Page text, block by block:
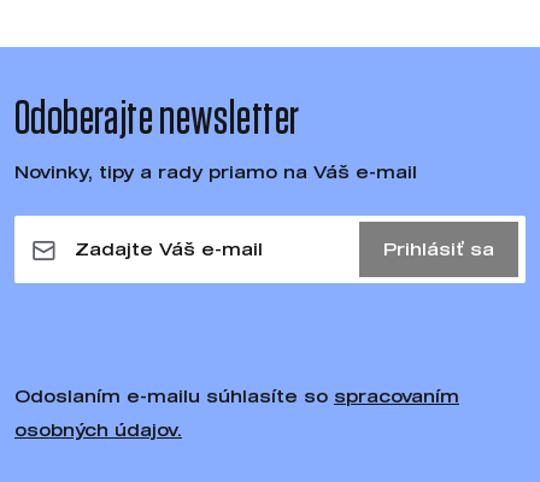
Odoberajte newsletter
Novinky, tipy a rady priamo na Váš e-mail
Prihlásiť sa
Odoslaním e-mailu súhlasíte so spracovaním
osobných údajov.